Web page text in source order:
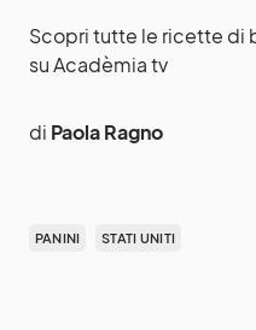
Scopri tutte le ricette di
su Acadèmia tv
di Paola Ragno
PANINI STATI UNITI